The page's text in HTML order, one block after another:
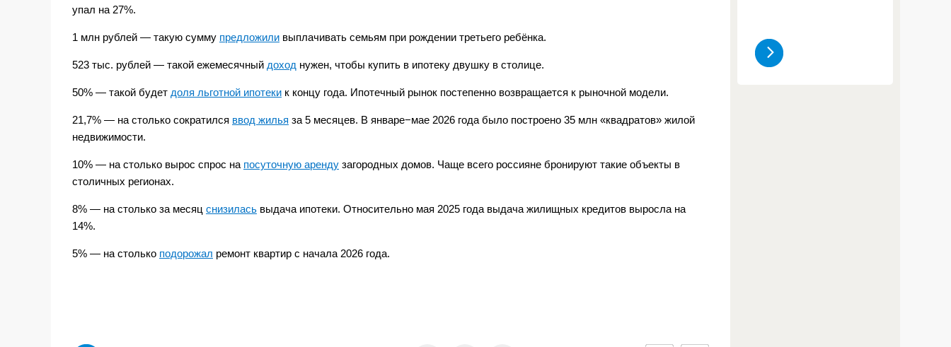
упал на 27%.
1 млн рублей — такую сумму предложили выплачивать семьям при рождении третьего ребёнка.
523 тыс. рублей — такой ежемесячный доход нужен, чтобы купить в ипотеку двушку в столице.
50% — такой будет доля льготной ипотеки к концу года. Ипотечный рынок постепенно возвращается к рыночной модели.
21,7% — на столько сократился ввод жилья за 5 месяцев. В январе−мае 2026 года было построено 35 млн «квадратов» жилой
недвижимости.
10% — на столько вырос спрос на посуточную аренду загородных домов. Чаще всего россияне бронируют такие объекты в
столичных регионах.
8% — на столько за месяц снизилась выдача ипотеки. Относительно мая 2025 года выдача жилищных кредитов выросла на
14%.
5% — на столько подорожал ремонт квартир с начала 2026 года.